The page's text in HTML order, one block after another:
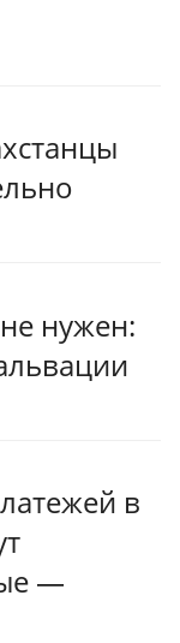
нужен:
в
—